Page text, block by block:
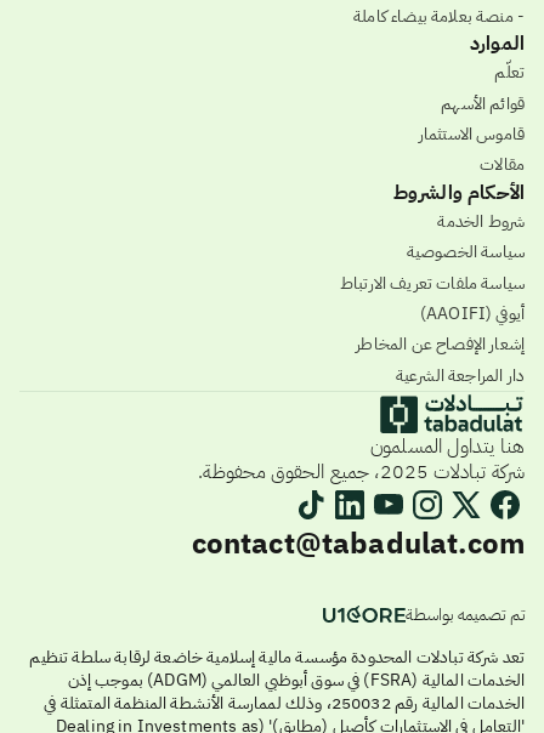
- منصة بعلامة بيضاء كاملة
الموارد
تعلّم
قوائم الأسهم
قاموس الاستثمار
مقالات
الأحكام والشروط
شروط الخدمة
سياسة الخصوصية
سياسة ملفات تعريف الارتباط
أيوفي (AAOIFI)
إشعار الإفصاح عن المخاطر
دار المراجعة الشرعية
هنا يتداول المسلمون
شركة تبادلات 2025، جميع الحقوق محفوظة.
contact@tabadulat.com
تم تصميمه بواسطة
تعد شركة تبادلات المحدودة مؤسسة مالية إسلامية خاضعة لرقابة سلطة تنظيم
الخدمات المالية (FSRA) في سوق أبوظبي العالمي (ADGM) بموجب إذن
الخدمات المالية رقم 250032، وذلك لممارسة الأنشطة المنظمة المتمثلة في
'التعامل في الاستثمارات كأصيل (مطابق)' (Dealing in Investments as